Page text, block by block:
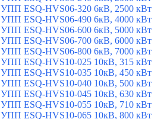
УПП ESQ-HVS06-320 6кВ, 2500 кВт
УПП ESQ-HVS06-490 6кВ, 4000 кВт
УПП ESQ-HVS06-600 6кВ, 5000 кВт
УПП ESQ-HVS06-700 6кВ, 6000 кВт
УПП ESQ-HVS06-800 6кВ, 7000 кВт
УПП ESQ-HVS10-025 10кВ, 315 кВт
УПП ESQ-HVS10-035 10кВ, 450 кВт
УПП ESQ-HVS10-040 10кВ, 500 кВт
УПП ESQ-HVS10-045 10кВ, 630 кВт
УПП ESQ-HVS10-055 10кВ, 710 кВт
УПП ESQ-HVS10-065 10кВ, 800 кВт